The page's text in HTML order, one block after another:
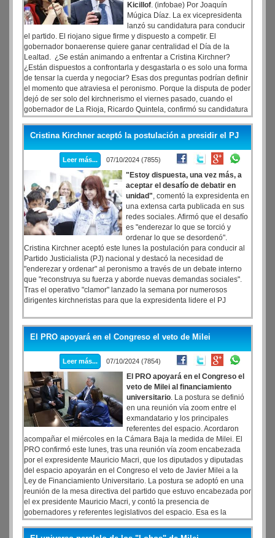
Kicillof. (infobae) Por Joaquín
Múgica Díaz. La ex vicepresidenta
lanzó su candidatura para conducir
el partido. El riojano sigue firme y dispuesto a competir. El
gobernador bonaerense quiere ganar centralidad el Día de la
Lealtad. ¿Se están animando a enfrentar a Cristina Kirchner?
¿Están dispuestos a confrontarla y desgastarla o es solo una forma
de tensar la cuerda y negociar? Esas dos preguntas podrían definir
el momento que atraviesa el peronismo. Porque la disputa de poder
dejó de ser solo del kirchnerismo el viernes pasado, cuando el
gobernador de La Rioja, Ricardo Quintela, confirmó su candidatura
para el PJ Nacional y dijo que estaba dispuesto a competir con la
ex presidenta. El peronismo cordobés rechazó la candidatura de
Cristina Kirchner al PJ: “Nada tenemos que ver con el
kirchnerismo”.
Cristina Kirchner aceptó la postulación a presidir el PJ
Leer más... 07/10/2024 (7855)
"Estoy dispuesta, una vez más, a
aceptar el desafío de debatir en
unidad", comentó la expresidenta en
una extensa carta publicada en sus
redes sociales. Afirmó que el desafío
es "enderezar lo que se torció y
ordenar lo que se desordenó".
Cristina Kirchner aceptó este lunes la postulación para conducir al
Partido Justicialista (PJ) nacional y destacó la necesidad de
"enderezar y ordenar" al peronismo a través de un debate interno
que "reconstruya su fuerza y aborde nuevas demandas sociales".
Tras el operativo "clamor" lanzado la semana por numerosos
dirigentes kirchneristas para que la expresidenta lidere el PJ
El PRO apoyará en el Congreso el veto de Milei
Leer más... 07/10/2024 (7854)
El PRO apoyará en el Congreso el
veto de Milei al financiamiento
universitario. La postura se definió
en una reunión vía zoom entre el
exmandatario y los principales
referentes del espacio. Acordaron
acompañar el miércoles en la Cámara Baja la medida de Milei. El
PRO confirmó este lunes, tras una reunión vía zoom encabezada
por el expresidente Mauricio Macri, que los diputados y diputadas
del espacio apoyarán en el Congreso el veto de Javier Milei a la
Ley de Financiamiento Universitario. La postura se adoptó en una
reunión de la mesa directiva del partido que estuvo encabezada por
el ex presidente Mauricio Macri, y contó la presencia de
gobernadores y referentes legislativos del espacio. Esa es la
postura que el partido llevará a la sesión especial de la Cámara de
Diputados convocada para el miércoles próximo por bloques